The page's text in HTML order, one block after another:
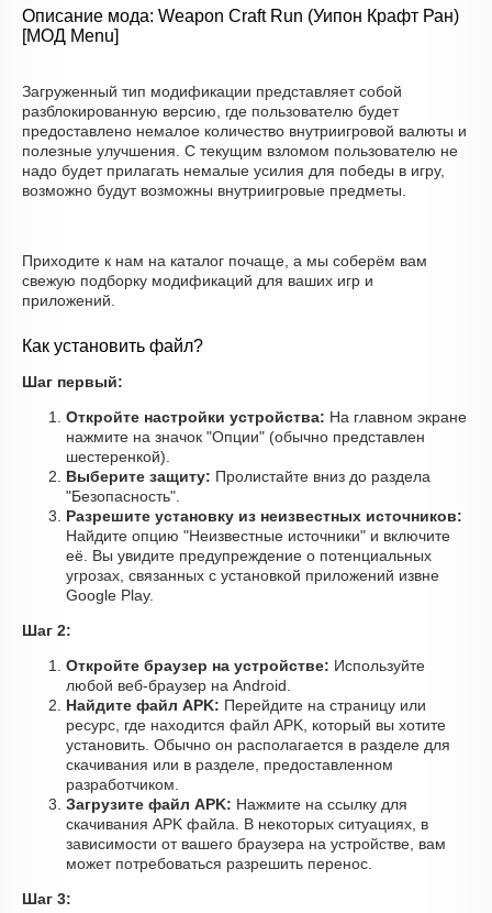
Описание мода: Weapon Craft Run (Уипон Крафт Ран)
[МОД Menu]
Загруженный тип модификации представляет собой
разблокированную версию, где пользователю будет
предоставлено немалое количество внутриигровой валюты и
полезные улучшения. С текущим взломом пользователю не
надо будет прилагать немалые усилия для победы в игру,
возможно будут возможны внутриигровые предметы.
Приходите к нам на каталог почаще, а мы соберём вам
свежую подборку модификаций для ваших игр и
приложений.
Как установить файл?
Шаг первый:
Откройте настройки устройства: На главном экране
нажмите на значок "Опции" (обычно представлен
шестеренкой).
Выберите защиту: Пролистайте вниз до раздела
"Безопасность".
Разрешите установку из неизвестных источников:
Найдите опцию "Неизвестные источники" и включите
её. Вы увидите предупреждение о потенциальных
угрозах, связанных с установкой приложений извне
Google Play.
Шаг 2:
Откройте браузер на устройстве: Используйте
любой веб-браузер на Android.
Найдите файл APK: Перейдите на страницу или
ресурс, где находится файл APK, который вы хотите
установить. Обычно он располагается в разделе для
скачивания или в разделе, предоставленном
разработчиком.
Загрузите файл APK: Нажмите на ссылку для
скачивания APK файла. В некоторых ситуациях, в
зависимости от вашего браузера на устройстве, вам
может потребоваться разрешить перенос.
Шаг 3: